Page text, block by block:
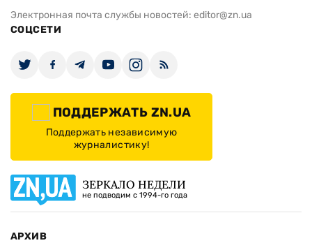
Электронная почта службы новостей: editor@zn.ua
СОЦСЕТИ
ПОДДЕРЖАТЬ ZN.UA
Поддержать независимую
журналистику!
ЗЕРКАЛО НЕДЕЛИ
не подводим с 1994-го года
АРХИВ